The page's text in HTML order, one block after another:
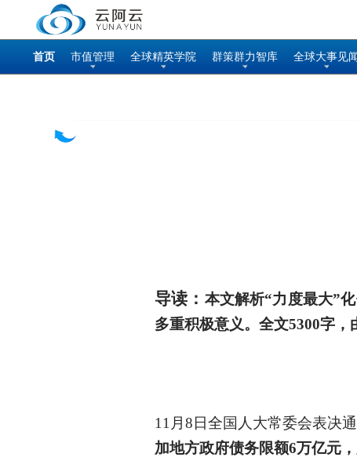
首页 市值管理 全球精英学院 群策群力智库 全球大事见
导读： 本文解析“力度最大”
多重积极意义。 全文5300字，
11月8日全国人大常委会表决
加地方政府债务限额6万亿元